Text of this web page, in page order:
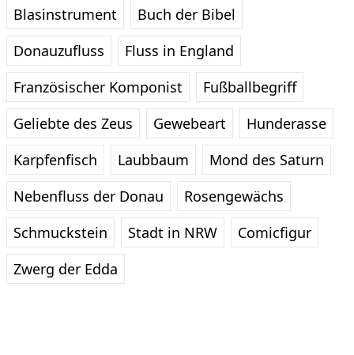
Blasinstrument
Buch der Bibel
Donauzufluss
Fluss in England
Französischer Komponist
Fußballbegriff
Geliebte des Zeus
Gewebeart
Hunderasse
Karpfenfisch
Laubbaum
Mond des Saturn
Nebenfluss der Donau
Rosengewächs
Schmuckstein
Stadt in NRW
Comicfigur
Zwerg der Edda